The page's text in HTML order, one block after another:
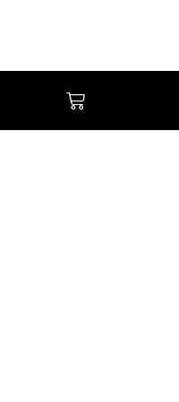
Cart